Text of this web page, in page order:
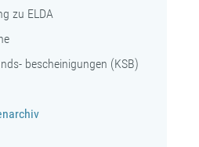
zu ELDA
bescheinigungen (KSB)